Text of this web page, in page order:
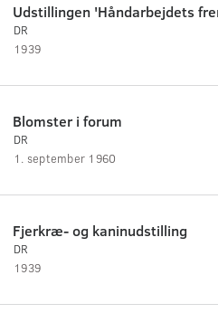
Udstillingen 'Håndarbejdets
DR
1939
Blomster i forum
DR
1. september 1960
Fjerkræ- og kaninudstilling
DR
1939